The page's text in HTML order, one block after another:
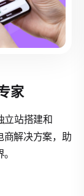
家
立站搭建和
解决方案，助